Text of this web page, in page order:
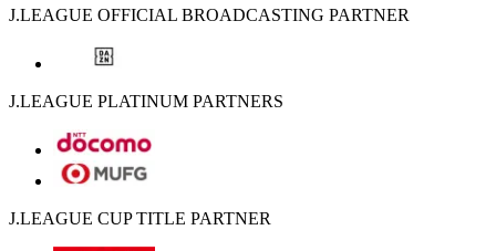
J.LEAGUE OFFICIAL BROADCASTING PARTNER
J.LEAGUE PLATINUM PARTNERS
J.LEAGUE CUP TITLE PARTNER